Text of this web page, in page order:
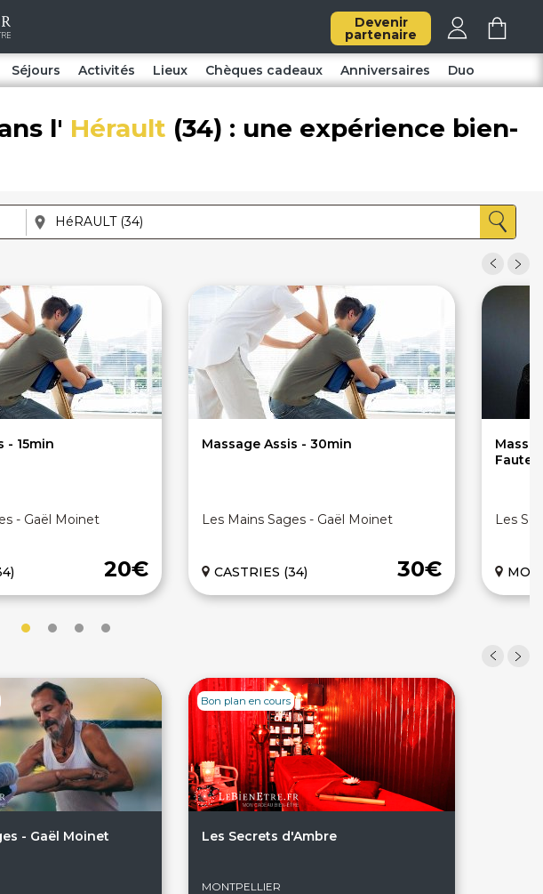
Devenir
partenaire
Séjours Activités Lieux Chèques cadeaux Anniversaires Duo
l' Hérault (34) : une expérience bien-
- 15min
- Gaël Moinet
20€
Massage Assis - 30min
Les Mains Sages - Gaël Moinet
30€
CASTRIES (34)
Les
- Gaël Moinet Les Secrets d'Ambre
MONTPELLIER
Bon plan en cours